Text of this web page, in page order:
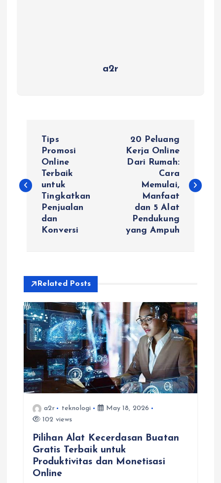
a2r
s
v
g
a
t
Tips
Promosi
Online
Terbaik
untuk
Tingkatkan
Penjualan
dan
Konversi
20 Peluang
Kerja Online
Dari Rumah:
Cara
Memulai,
Manfaat
dan 5 Alat
Pendukung
yang Ampuh
Related Posts
a2r teknologi
May 18, 2026
102 views
Pilihan Alat Kecerdasan Buatan
Gratis Terbaik untuk
Produktivitas dan Monetisasi
Online